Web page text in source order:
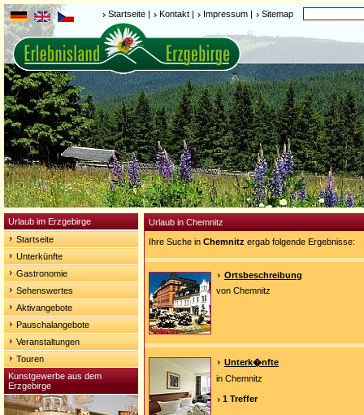
Startseite | Kontakt | Impressum | Sitemap
Urlaub im Erzgebirge
Startseite
Unterkünfte
Gastronomie
Sehenswertes
Aktivangebote
Pauschalangebote
Veranstaltungen
Touren
Kunstgewerbe aus dem
Erzgebirge
Urlaub in Chemnitz
Ihre Suche in Chemnitz ergab folgende Ergebnisse:
Ortsbeschreibung
von Chemnitz
Unterk�nfte
in Chemnitz
1 Treffer